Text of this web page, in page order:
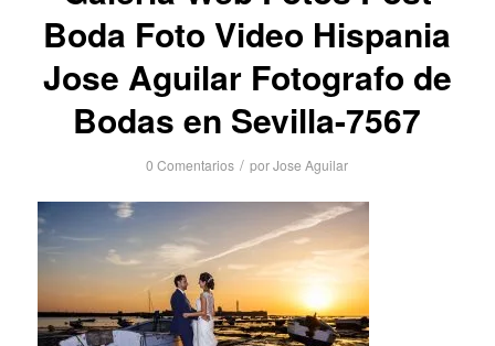
Boda Foto Video Hispania
Jose Aguilar Fotografo de
Bodas en Sevilla-7567
0 Comentarios / porJose Aguilar